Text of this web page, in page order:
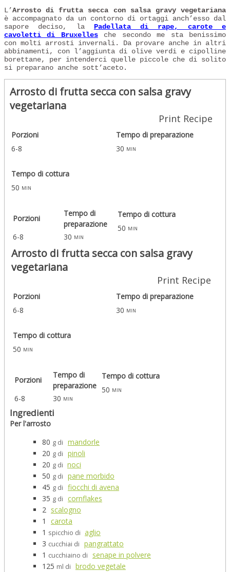
L’Arrosto di frutta secca con salsa gravy vegetariana
è accompagnato da un contorno di ortaggi anch’esso dal
sapore deciso, la Padellata di rape, carote e
cavoletti di Bruxelles
che secondo me sta benissimo
con molti arrosti invernali. Da provare anche in altri
abbinamenti, con l’aggiunta di olive verdi e cipolline
borettane, per intenderci quelle piccole che di solito
si preparano anche sott’aceto.
Arrosto di frutta secca con salsa gravy
vegetariana
Print Recipe
Porzioni
Tempo di preparazione
6-8
30 min
Tempo di cottura
50 min
Porzioni
Tempo di
preparazione
6-8
30 min
Tempo di cottura
50 min
Arrosto di frutta secca con salsa gravy
vegetariana
Print Recipe
Porzioni
Tempo di preparazione
6-8
30 min
Tempo di cottura
50 min
Porzioni
Tempo di
preparazione
6-8
30 min
Tempo di cottura
50 min
Ingredienti
Per l'arrosto
80 g di mandorle
20 g di pinoli
20 g di noci
50 g di pane morbido
45 g di fiocchi di avena
35 g di cornflakes
2 scalogno
1
carota
1 spicchio di aglio
3 cucchiai di pangrattato
1 cucchiaino di
senape in polvere
125 ml di brodo vegetale